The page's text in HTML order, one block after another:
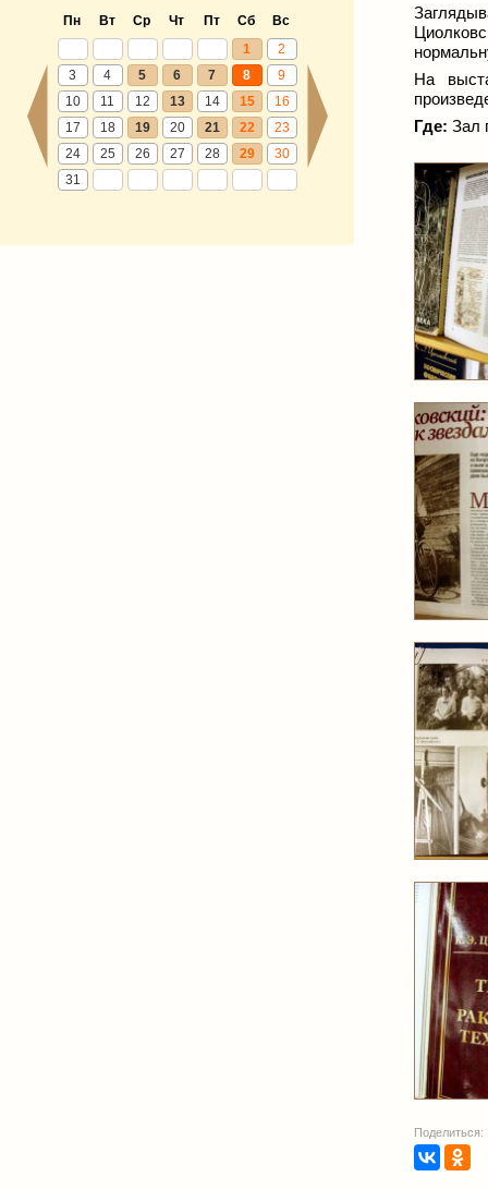
Пн Вт Ср Чт Пт Сб
Вс
1
2
3
4 5 6 7 8
9
10
11 12 13 14 15
16
17
18 19 20 21 22
23
24
25 26 27 28 29
30
31
На
Где: Зал
Поделиться: